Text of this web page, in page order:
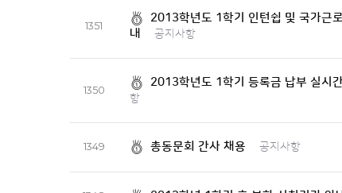
1351
2013학년도 1학기 인턴쉽 및 국가근
내
공지사항
1350
2013학년도 1학기 등록금 납부 실시
항
1349 총동문회 간사 채용 공지사항